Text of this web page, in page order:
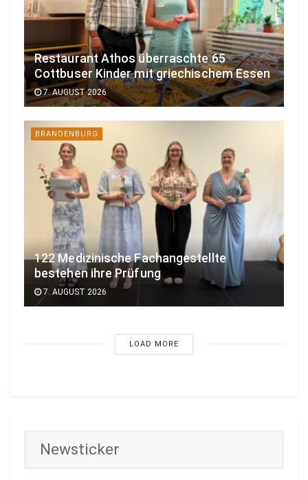
Restaurant Athos überraschte 65
Cottbuser Kinder mit griechischem Essen
7. AUGUST 2026
BRANDENBURG
122 Medizinische Fachangestellte
bestehen ihre Prüfung
7. AUGUST 2026
LOAD MORE
Newsticker